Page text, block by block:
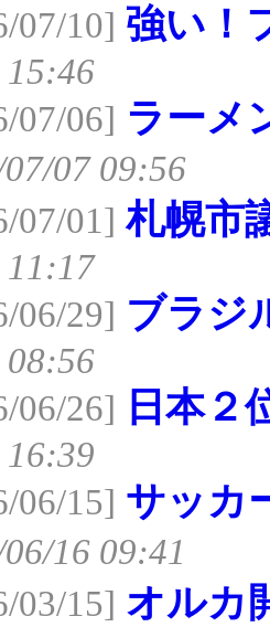
07/10] 強い！
15:46
07/06] ラーメ
07 09:56
07/01] 札幌市
11:17
06/29] ブラジ
08:56
06/26] 日本２
06/15] サッカ
16 09:41
03/15] オルカ